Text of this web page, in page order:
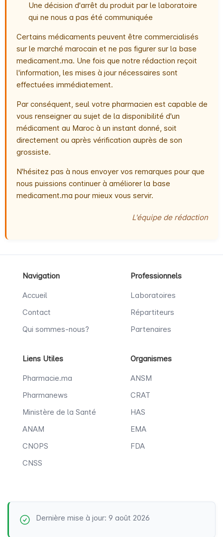
Une décision d'arrêt du produit par le laboratoire
qui ne nous a pas été communiquée
Certains médicaments peuvent être commercialisés
sur le marché marocain et ne pas figurer sur la base
medicament.ma. Une fois que notre rédaction reçoit
l'information, les mises à jour nécessaires sont
effectuées immédiatement.
Par conséquent, seul votre pharmacien est capable de
vous renseigner au sujet de la disponibilité d'un
médicament au Maroc à un instant donné, soit
directement ou après vérification auprès de son
grossiste.
N'hésitez pas à nous envoyer vos remarques pour que
nous puissions continuer à améliorer la base
medicament.ma pour mieux vous servir.
L'équipe de rédaction
Navigation
Accueil
Contact
Qui sommes-nous?
Professionnels
Laboratoires
Répartiteurs
Partenaires
Liens Utiles
Pharmacie.ma
Pharmanews
Ministère de la Santé
ANAM
CNOPS
CNSS
Organismes
ANSM
CRAT
HAS
EMA
FDA
Dernière mise à jour: 9 août 2026